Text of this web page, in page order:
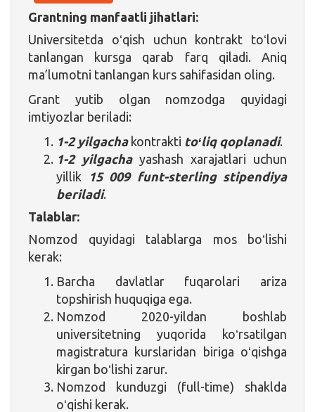
Grantning manfaatli jihatlari:
Universitetda oʻqish uchun kontrakt toʻlovi
tanlangan kursga qarab farq qiladi. Aniq
ma’lumotni tanlangan kurs sahifasidan oling.
Grant yutib olgan nomzodga quyidagi
imtiyozlar beriladi:
1-2 yilgachakontrakti toʻliq qoplanadi.
1-2 yilgachayashash xarajatlari uchun
yillik
15 009 funt-sterling stipendiya
beriladi.
Talablar:
Nomzod quyidagi talablarga mos boʻlishi
kerak:
Barcha davlatlar fuqarolari ariza
topshirish huquqiga ega.
Nomzod 2020-yildan boshlab
universitetning yuqorida koʻrsatilgan
magistratura kurslaridan biriga oʻqishga
kirgan boʻlishi zarur.
Nomzod kunduzgi (full-time) shaklda
oʻqishi kerak.